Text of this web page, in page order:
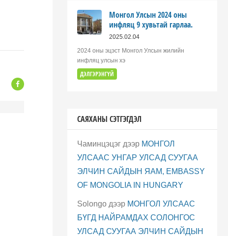
Монгол Улсын 2024 оны
инфляц 9 хувьтай гарлаа.
2025.02.04
2024 оны эцэст Монгол Улсын жилийн
инфляц улсын хэ
ДЭЛГЭРЭНГҮЙ
САЯХАНЫ СЭТГЭГДЭЛ
Чаминцэцэгдээр МОНГОЛ
УЛСААС УНГАР УЛСАД СУУГАА
ЭЛЧИН САЙДЫН ЯАМ, EMBASSY
OF MONGOLIA IN HUNGARY
Solongoдээр МОНГОЛ УЛСААС
БҮГД НАЙРАМДАХ СОЛОНГОС
УЛСАД СУУГАА ЭЛЧИН САЙДЫН